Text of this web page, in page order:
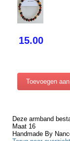
15.00
Deze armband
Maat 16
Handmade By